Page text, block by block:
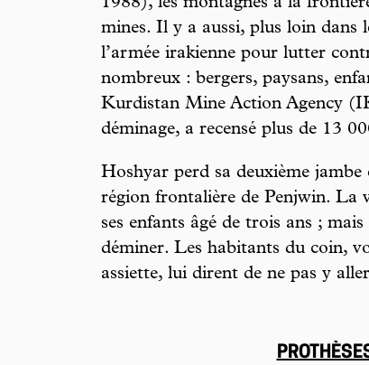
1988), les montagnes à la
mines. Il y a aussi, plus loin dans
l’armée irakienne pour lutter
nombreux : bergers, paysans,
Kurdistan Mine Action Agency
déminage, a recensé plus de 13
Hoshyar perd sa deuxième
région frontalière de Penjwin. La
ses enfants âgé de trois ans ;
déminer. Les habitants du coin,
assiette, lui dirent de ne pas y